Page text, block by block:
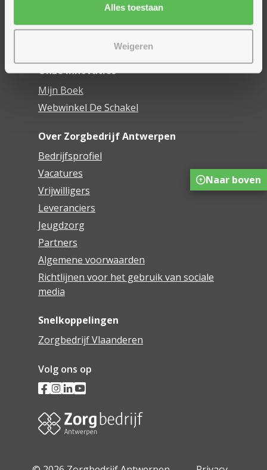
Alles toestaan
Weigeren
Woonzorgcentra
Financieel comfort
Onze innovaties
Mijn Boek
Webwinkel De Schakel
Over Zorgbedrijf Antwerpen
Bedrijfsprofiel
Vacatures
Vrijwilligers
Leveranciers
Jeugdzorg
Partners
Algemene voorwaarden
Richtlijnen voor het gebruik van sociale
media
Snelkoppelingen
Zorgbedrijf Vlaanderen
Volg ons op
Naar boven